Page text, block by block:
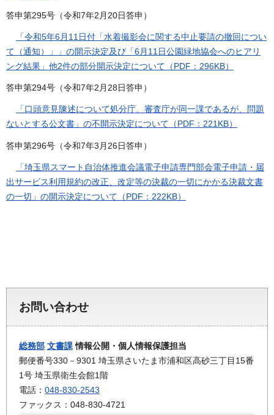
答申第295号（令和7年2月20日答申）
「令和5年6月11日付「水着撮影会に関する中止要請の撤回につい
て（通知）」」の開示決定及び「6月11日公園緑地協会へのヒアリ
ング結果」他2件の部分開示決定について（PDF：296KB）
答申第294号（令和7年2月28日答申）
「口頭意見陳述について処分庁、審査庁が同一課であるが、問題
ないとする公文書」の不開示決定について（PDF：221KB）
答申第296号（令和7年3月26日答申）
「埼玉県スマート自治体推進会議電子申請専門部会電子申請・届
出サービス利用規約の改正、改定等の決裁の一切にかかる決裁文書
の一切」の開示決定について（PDF：222KB）
お問い合わせ
総務部 文書課情報公開・個人情報保護担当
郵便番号330－9301 埼玉県さいたま市浦和区高砂三丁目15番
1号 埼玉県衛生会館1階
電話： 048-830-2543
ファックス：048-830-4721